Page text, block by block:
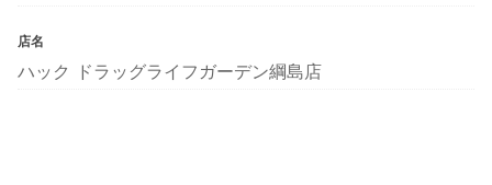
店名
ハック ドラッグライフガーデン綱島店